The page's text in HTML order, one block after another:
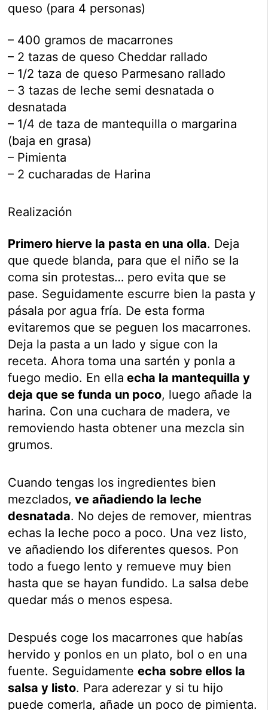
queso (para 4 personas)
– 400 gramos de macarrones
– 2 tazas de queso Cheddar rallado
– 1/2 taza de queso Parmesano rallado
– 3 tazas de leche semi desnatada o
desnatada
– 1/4 de taza de mantequilla o margarina
(baja en grasa)
– Pimienta
– 2 cucharadas de Harina
Realización
Primero hierve la pasta en una olla. Deja
que quede blanda, para que el niño se la
coma sin protestas… pero evita que se
pase. Seguidamente escurre bien la pasta y
pásala por agua fría. De esta forma
evitaremos que se peguen los macarrones.
Deja la pasta a un lado y sigue con la
receta. Ahora toma una sartén y ponla a
fuego medio. En ella echa la mantequilla y
deja que se funda un poco, luego añade la
harina. Con una cuchara de madera, ve
removiendo hasta obtener una mezcla sin
grumos.
Cuando tengas los ingredientes bien
mezclados, ve añadiendo la leche
desnatada. No dejes de remover, mientras
echas la leche poco a poco. Una vez listo,
ve añadiendo los diferentes quesos. Pon
todo a fuego lento y remueve muy bien
hasta que se hayan fundido. La salsa debe
quedar más o menos espesa.
Después coge los macarrones que habías
hervido y ponlos en un plato, bol o en una
fuente. Seguidamenteecha sobre ellos la
salsa y listo. Para aderezar y si tu hijo
puede comerla, añade un poco de pimienta.